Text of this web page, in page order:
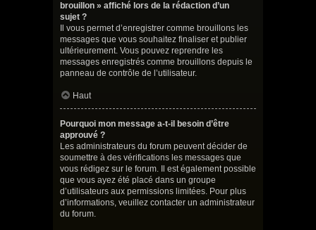
brouillon » affiché lors de la rédaction d’un
sujet ?
Il vous permet d’enregistrer comme brouillons les
messages que vous souhaitez finaliser et publier
ultérieurement. Vous pouvez reprendre les
messages enregistrés comme brouillons depuis le
panneau de contrôle de l’utilisateur.
Haut
Pourquoi mon message a-t-il besoin d’être
approuvé ?
Les administrateurs du forum peuvent décider de
soumettre à des vérifications les messages que
vous rédigez sur le forum. Il est également possible
que vous ayez été placé dans un groupe
d’utilisateurs aux permissions limitées. Pour plus
d’informations, veuillez contacter un administrateur
du forum.